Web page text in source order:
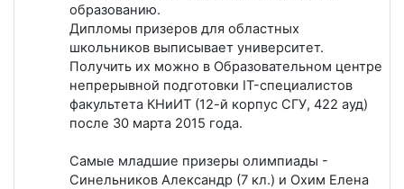
образованию.
Дипломы призеров для областных
школьников выписывает университет.
Получить их можно в Образовательном центре
непрерывной подготовки IT-специалистов
факультета КНиИТ (12-й корпус СГУ, 422 ауд)
после 30 марта 2015 года.
Самые младшие призеры олимпиады -
Синельников Александр (7 кл.) и Охим Елена